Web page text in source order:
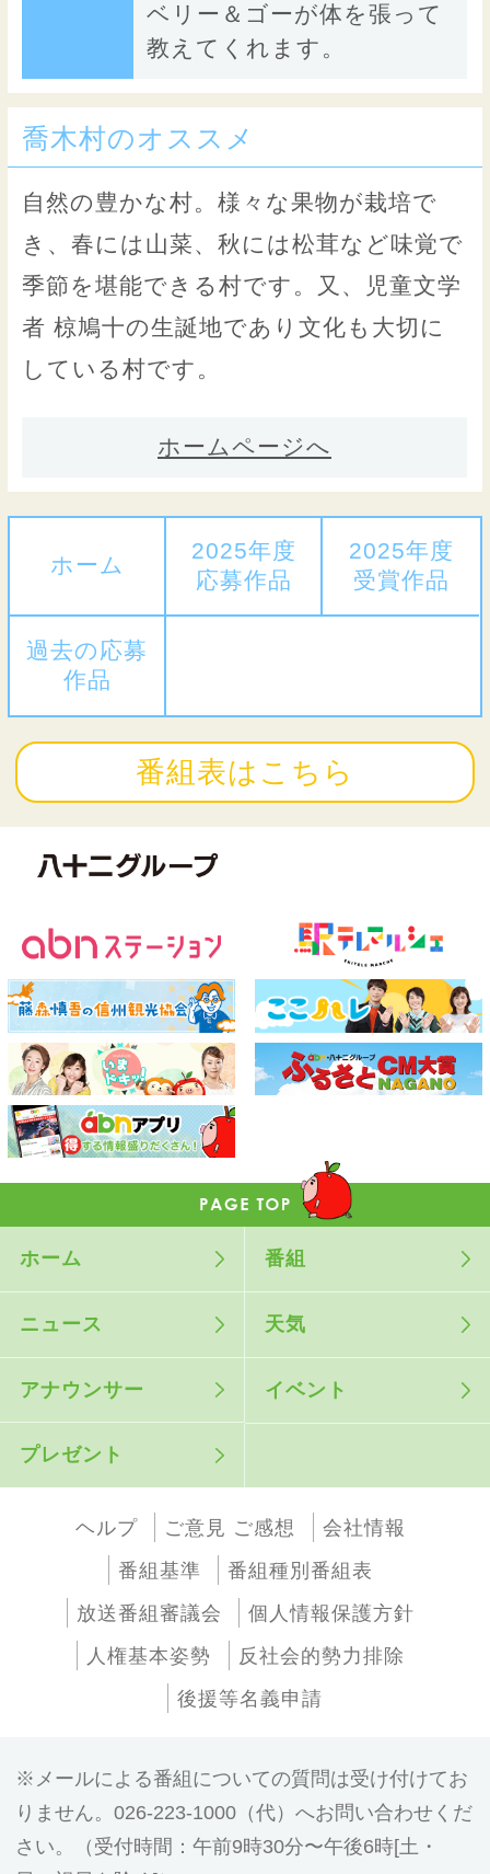
ベリー＆ゴーが体を張って
教えてくれます。
喬木村のオススメ
自然の豊かな村。様々な果物が栽培で
き、春には山菜、秋には松茸など味覚で
季節を堪能できる村です。又、児童文学
者 椋鳩十の生誕地であり文化も大切に
している村です。
ホームページへ
ホーム
2025年度
応募作品
2025年度
受賞作品
過去の応募
作品
番組表はこちら
ホーム 番組
ニュース 天気
アナウンサー イベント
プレゼント
ヘルプ ご意見 ご感想
会社情報
番組基準
番組種別番組表
放送番組審議会
個人情報保護方針
人権基本姿勢
反社会的勢力排除
後援等名義申請
メールによる番組についての質問は受け付けてお
りません。026-223-1000（代）へお問い合わせくだ
さい。（受付時間：午前9時30分〜午後6時[土・